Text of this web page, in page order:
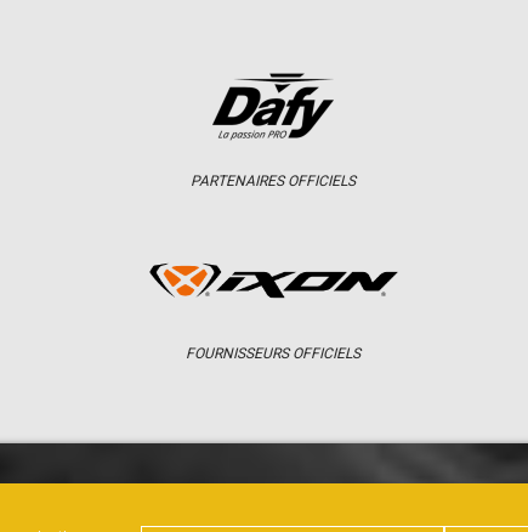
PARTENAIRES OFFICIELS
FOURNISSEURS OFFICIELS
CHAMPIONNAT RÉSULTATS